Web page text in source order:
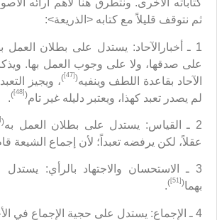
كتاباته الأخرى. ونتطرق هنا لأهم آرائه
ثم نتوقف قليلاً مع كتابه <الذريعة>:
1 ـ أخبارالآحاد: يستدل على بطلان العمل
على صدقها، ولا على وجوب العمل بها.
الآحاد بقاعدة اللطف وينفيه(
[47]
)، ويجيز
لم يصدر تعبد كهذا، ويعتبر دليله غير تام(
[48]
)
.
2 ـ القياس: يستدل على بطلان العمل به (
[49]
عقلاً، لكن يرفضه تعبداً؛ لأن إجماع الشيعة
3 ـ الاستحسان والاجتهاد بالرأي:
بهما(
[51]
)
.
4 ـ الإجماع: يستدل على حجية الإجماع في الأحكام الشرعية